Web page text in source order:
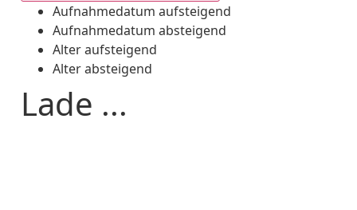
Aufnahmedatum aufsteigend
Aufnahmedatum absteigend
Alter aufsteigend
Alter absteigend
Lade ...